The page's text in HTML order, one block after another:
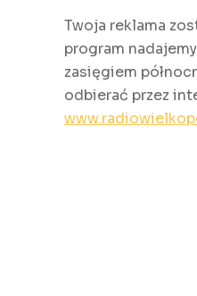
Twoja reklama
program
zasięgiem
odbierać przez